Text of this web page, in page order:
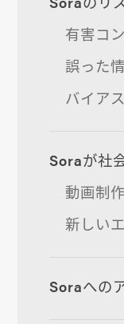
有害コ
誤った
バイア
Soraが社
動画制
新しい
Soraへの